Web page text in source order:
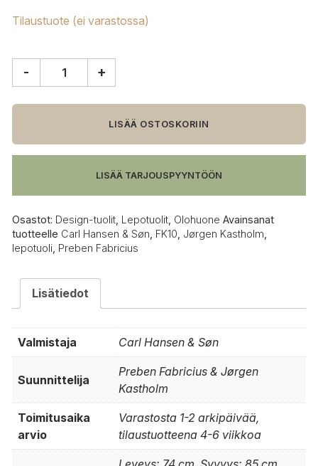
Tilaustuote (ei varastossa)
&
FK10
Plico
- +
LISÄÄ OSTOSKORIIN
LISÄÄ TARJOUSPYYNTÖÖN
Osastot: Design-tuolit Lepotuolit Olohuone Avainsanat
tuotteelle Carl Hansen & Søn FK10 Jørgen Kastholm
lepotuoli Preben Fabricius
Lisätiedot
Valmistaja Carl Hansen & Søn
Suunnittelija
Preben Fabricius & Jørgen
Kastholm
Toimitusaika
arvio
Varastosta 1-2 arkipäivää,
tilaustuotteena 4-6 viikkoa